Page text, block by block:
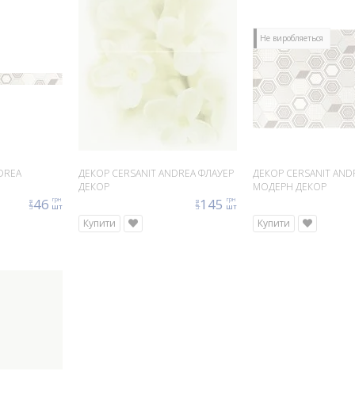
ціна46 грн
шт
ДЕКОР CERSANIT ANDREA ФЛАУЕР
ДЕКОР
ціна 145 грн
шт
Купити
Не виробляеться
ДЕКОР CERSANIT
МОДЕРН ДЕКОР
Купити